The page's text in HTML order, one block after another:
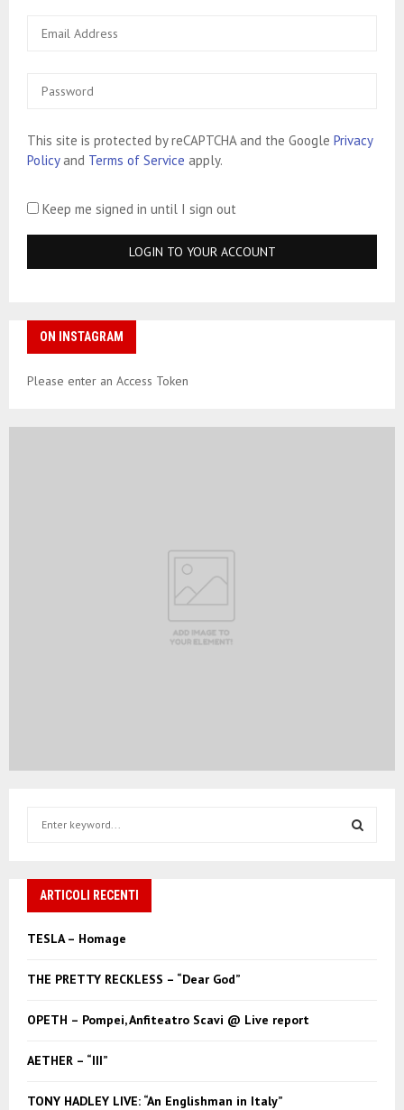
This site is protected by reCAPTCHA and the Google Privacy
Policyand Terms of Service apply.
Keep me signed in until I sign out
ON INSTAGRAM
Please enter an Access Token
h
o
ARTICOLI RECENTI
TESLA – Homage
THE PRETTY RECKLESS – “Dear God”
OPETH – Pompei, Anfiteatro Scavi @ Live report
AETHER – “III”
TONY HADLEY LIVE: “An Englishman in Italy”